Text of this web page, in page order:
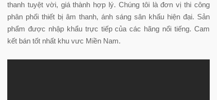
thanh tuyệt vời, giá thành hợp lý. Chúng tôi là đơn vị thi công
phân phối thiết bị âm thanh, ánh sáng sân khấu hiện đại. Sản
phẩm được nhập khẩu trực tiếp của các hãng nổi tiếng. Cam
kết bán tốt nhất khu vưc Miền Nam.